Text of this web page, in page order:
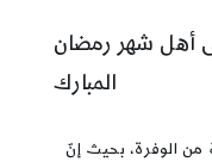
أهل شهر رمضان
المبارك
الوفرة، بحيث إنّ